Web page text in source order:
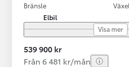
Bränsle
Elbil
Visa mer
539 900 kr
Från 6 481 kr/mån